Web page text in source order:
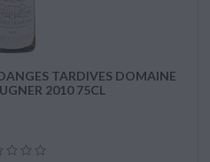
TARDIVES DOMAINE
2010 75CL